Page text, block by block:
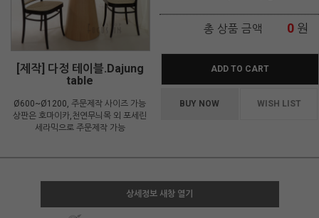
[제작] 다정 테이블.Dajung
table
Ø600~Ø1200, 주문제작 사이즈 가능
상판은 호마이카,천연무늬목 외 포세린
세라믹으로 주문제작 가능
총 상품 금액 0 원
ADD TO CART
BUY NOW WISH LIST
상세정보 새창 열기